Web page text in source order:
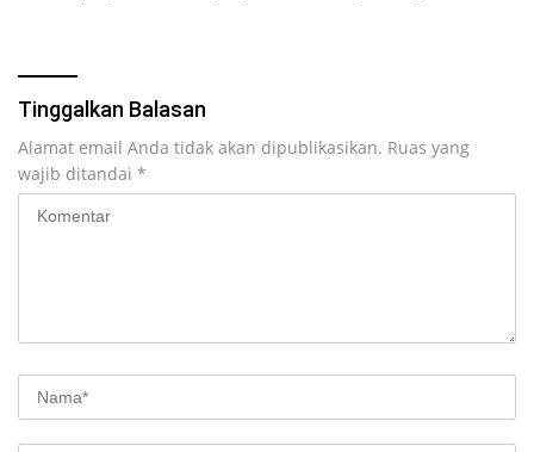
Tinggalkan Balasan
Alamat email Anda tidak akan dipublikasikan. Ruas yang
wajib ditandai *